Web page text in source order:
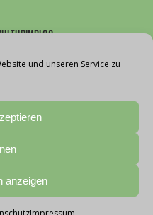
und unseren Service zu
anzeigen
Gewinnspiele